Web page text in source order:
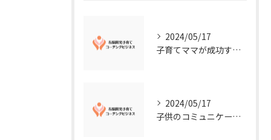
2024/05/17
子育てママが成功する右脳開発子育てコーチングビジネスの秘訣
2024/05/17
子供のコミュニケーション能力を向上させる方法：右脳開発子育てコーチングビジネス業界からのアドバイス